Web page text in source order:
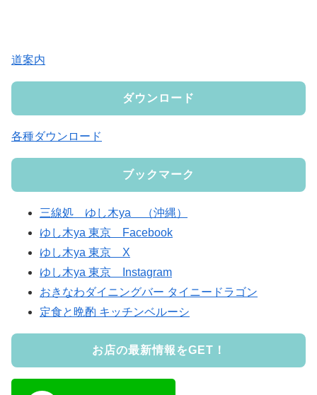
道案内
ダウンロード
各種ダウンロード
ブックマーク
三線処 ゆし木ya （沖縄）
ゆし木ya 東京 Facebook
ゆし木ya 東京 X
ゆし木ya 東京 Instagram
おきなわダイニングバー タイニードラゴン
定食と晩酌 キッチンベルーシ
お店の最新情報をGET！